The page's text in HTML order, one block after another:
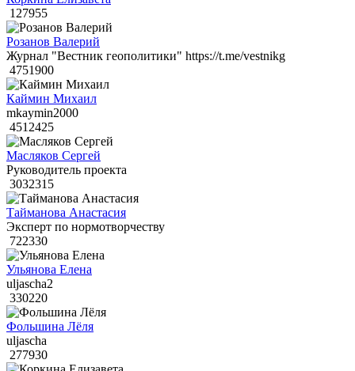
127955
Розанов Валерий
Журнал "Вестник геополитики" https://t.me/vestnikg
4751900
Каймин Михаил
mkaymin2000
4512425
Масляков Сергей
Руководитель проекта
3032315
Тайманова Анастасия
Эксперт по нормотворчеству
722330
Ульянова Елена
uljascha2
330220
Фольшина Лёля
uljascha
277930